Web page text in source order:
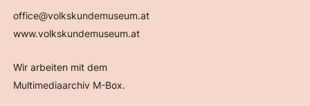
office@volkskundemuseum.at
www.volkskundemuseum.at
Wir arbeiten mit dem
Multimediaarchiv M-Box.